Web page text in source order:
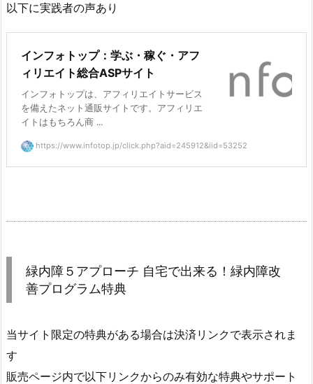
以下に実践者の声あり
インフォトップ：学ぶ・稼ぐ・アフ
ィリエイト総合ASPサイト
インフォトップは、アフィリエイトサービス
を備えたネット通販サイトです。アフィリエ
イトはもちろん商 ...
https://www.infotop.jp/click.php?aid=245912&iid=53252
緑内障５アプローチ 自宅で出来る！緑内障改
善プログラム特典
当サイト限定の特典がある場合は決済リンクで表示されま
す
販売ページ内で以下リンクからのみ有効な特典やサポート